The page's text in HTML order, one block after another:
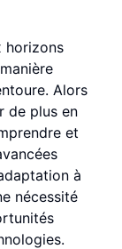
horizons
Alors
de plus en
et
à
nécessité